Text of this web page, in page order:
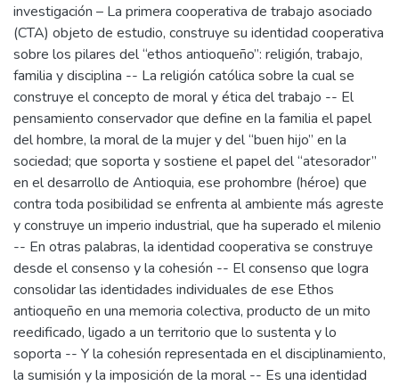
investigación – La primera cooperativa de trabajo asociado
(CTA) objeto de estudio, construye su identidad cooperativa
sobre los pilares del “ethos antioqueño”: religión, trabajo,
familia y disciplina -- La religión católica sobre la cual se
construye el concepto de moral y ética del trabajo -- El
pensamiento conservador que define en la familia el papel
del hombre, la moral de la mujer y del “buen hijo” en la
sociedad; que soporta y sostiene el papel del “atesorador”
en el desarrollo de Antioquia, ese prohombre (héroe) que
contra toda posibilidad se enfrenta al ambiente más agreste
y construye un imperio industrial, que ha superado el milenio
-- En otras palabras, la identidad cooperativa se construye
desde el consenso y la cohesión -- El consenso que logra
consolidar las identidades individuales de ese Ethos
antioqueño en una memoria colectiva, producto de un mito
reedificado, ligado a un territorio que lo sustenta y lo
soporta -- Y la cohesión representada en el disciplinamiento,
la sumisión y la imposición de la moral -- Es una identidad